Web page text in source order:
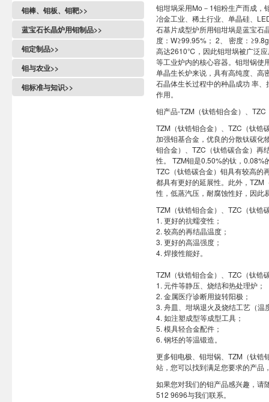
钼棒、钼板、钼靶>>
蓝宝石长晶炉用钼制品>>
钼定制品>>
钼与农业>>
钼标准与知识>>
钼坩埚采用Mo－1钼粉生产而成
冶金工业、稀土行业、单晶硅、
石基片成型炉所用钼坩埚是蓝宝石
度：W≥99.95%； 2、 密度：
高达2610℃，因此钼坩埚被广泛应
等工业炉内的核心容器。钼坩锅
单晶生长炉来说，具有高纯度、高
石晶体生长过程中的种晶成功 率
作用。
钼产品-TZM（钛锆钼合金）、TZC
TZM（钛锆钼合金）、TZC（钛锆
加强钼基合金，优良的分散钛碳化
钼合金）、TZC（钛锆碳合金）再
性。 TZM钼是0.50%的钛，0.08%
TZC（钛锆碳合金）钼具有较高的
都具有更好的延展性。此外，TZM
性，低蒸汽压，耐腐蚀性好，因此
TZM（钛锆钼合金）、TZC（钛锆
1. 更好的抗蠕变性；
2. 较高的再结晶温度；
3. 更好的高温强度；
4. 焊接性能好。
TZM（钛锆钼合金）、TZC（钛锆
1. 元件等静压、烧结和热处理炉；
2. 金属医疗诊断用旋转阳极；
3. 舟皿、坩埚退火及烧结工艺（温
4. 如注塑成型等成型工具；
5. 模具轻合金配件；
6. 钢坯的等温锻造。
更多钼电极、钼坩锅、TZM（钛锆
站，您可以找到满足您要求的产品
如果您对我们的钼产品感兴趣，请
512 9696与我们联系。